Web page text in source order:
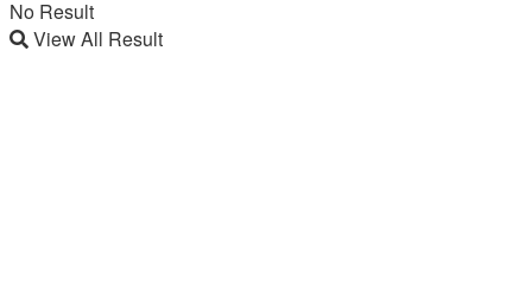
No Result
View All Result